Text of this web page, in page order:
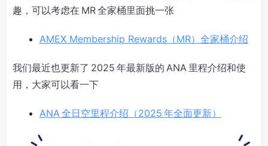
趣，可以考虑在 MR 全家桶里面挑一张
AMEX Membership Rewards（MR）全家桶介绍
我们最近也更新了 2025 年最新版的 ANA 里程介绍和使
用，大家可以看一下
ANA 全日空里程介绍（2025 年全面更新）